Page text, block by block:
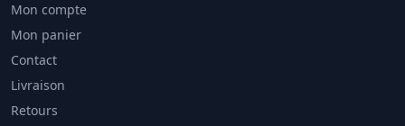
Mon compte
Mon panier
Contact
Livraison
Retours